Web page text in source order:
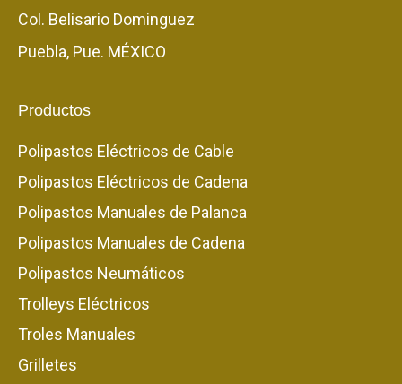
Col. Belisario Dominguez
Puebla, Pue. MÉXICO
Productos
Polipastos Eléctricos de Cable
Polipastos Eléctricos de Cadena
Polipastos Manuales de Palanca
Polipastos Manuales de Cadena
Polipastos Neumáticos
Trolleys Eléctricos
Troles Manuales
Grilletes